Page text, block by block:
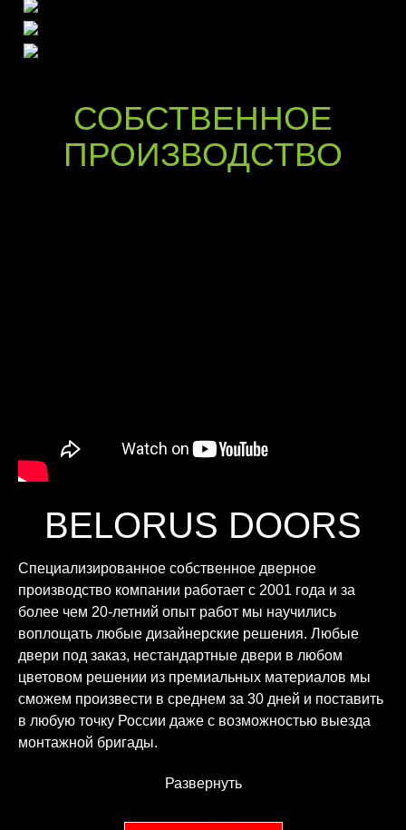
СОБСТВЕННОЕ
ПРОИЗВОДСТВО
BELORUS DOORS
Специализированное собственное дверное
производство компании работает с 2001 года и за
более чем 20-летний опыт работ мы научились
воплощать любые дизайнерские решения. Любые
двери под заказ, нестандартные двери в любом
цветовом решении из премиальных материалов мы
сможем произвести в среднем за 30 дней и поставить
в любую точку России даже с возможностью выезда
монтажной бригады.
Развернуть